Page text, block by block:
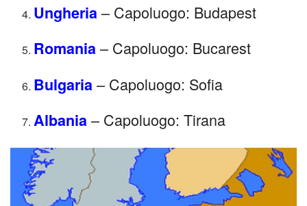
Ungheria– Capoluogo: Budapest
Romania– Capoluogo: Bucarest
Bulgaria– Capoluogo: Sofia
Albania– Capoluogo: Tirana